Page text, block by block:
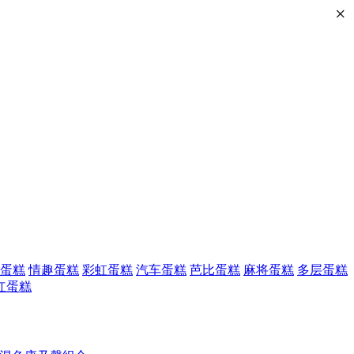
糕 情趣蛋糕 彩虹蛋糕 汽车蛋糕 芭比蛋糕 麻将蛋糕 多层蛋糕
蛋糕
×